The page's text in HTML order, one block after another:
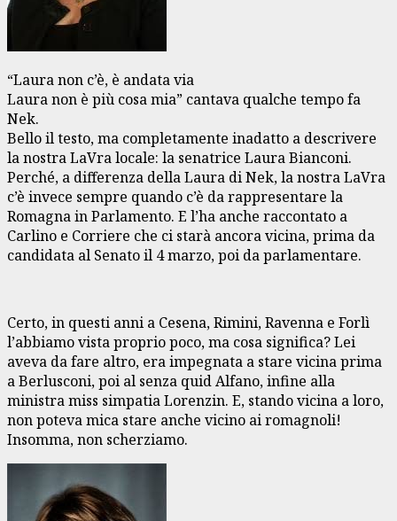
“Laura non c’è, è andata via
Laura non è più cosa mia” cantava qualche tempo fa
Nek.
Bello il testo, ma completamente inadatto a descrivere
la nostra LaVra locale: la senatrice Laura Bianconi.
Perché, a differenza della Laura di Nek, la nostra LaVra
c’è invece sempre quando c’è da rappresentare la
Romagna in Parlamento. E l’ha anche raccontato a
Carlino e Corriere che ci starà ancora vicina, prima da
candidata al Senato il 4 marzo, poi da parlamentare.
Certo, in questi anni a Cesena, Rimini, Ravenna e Forlì
l’abbiamo vista proprio poco, ma cosa significa? Lei
aveva da fare altro, era impegnata a stare vicina prima
a Berlusconi, poi al senza quid Alfano, infine alla
ministra miss simpatia Lorenzin. E, stando vicina a loro,
non poteva mica stare anche vicino ai romagnoli!
Insomma, non scherziamo.